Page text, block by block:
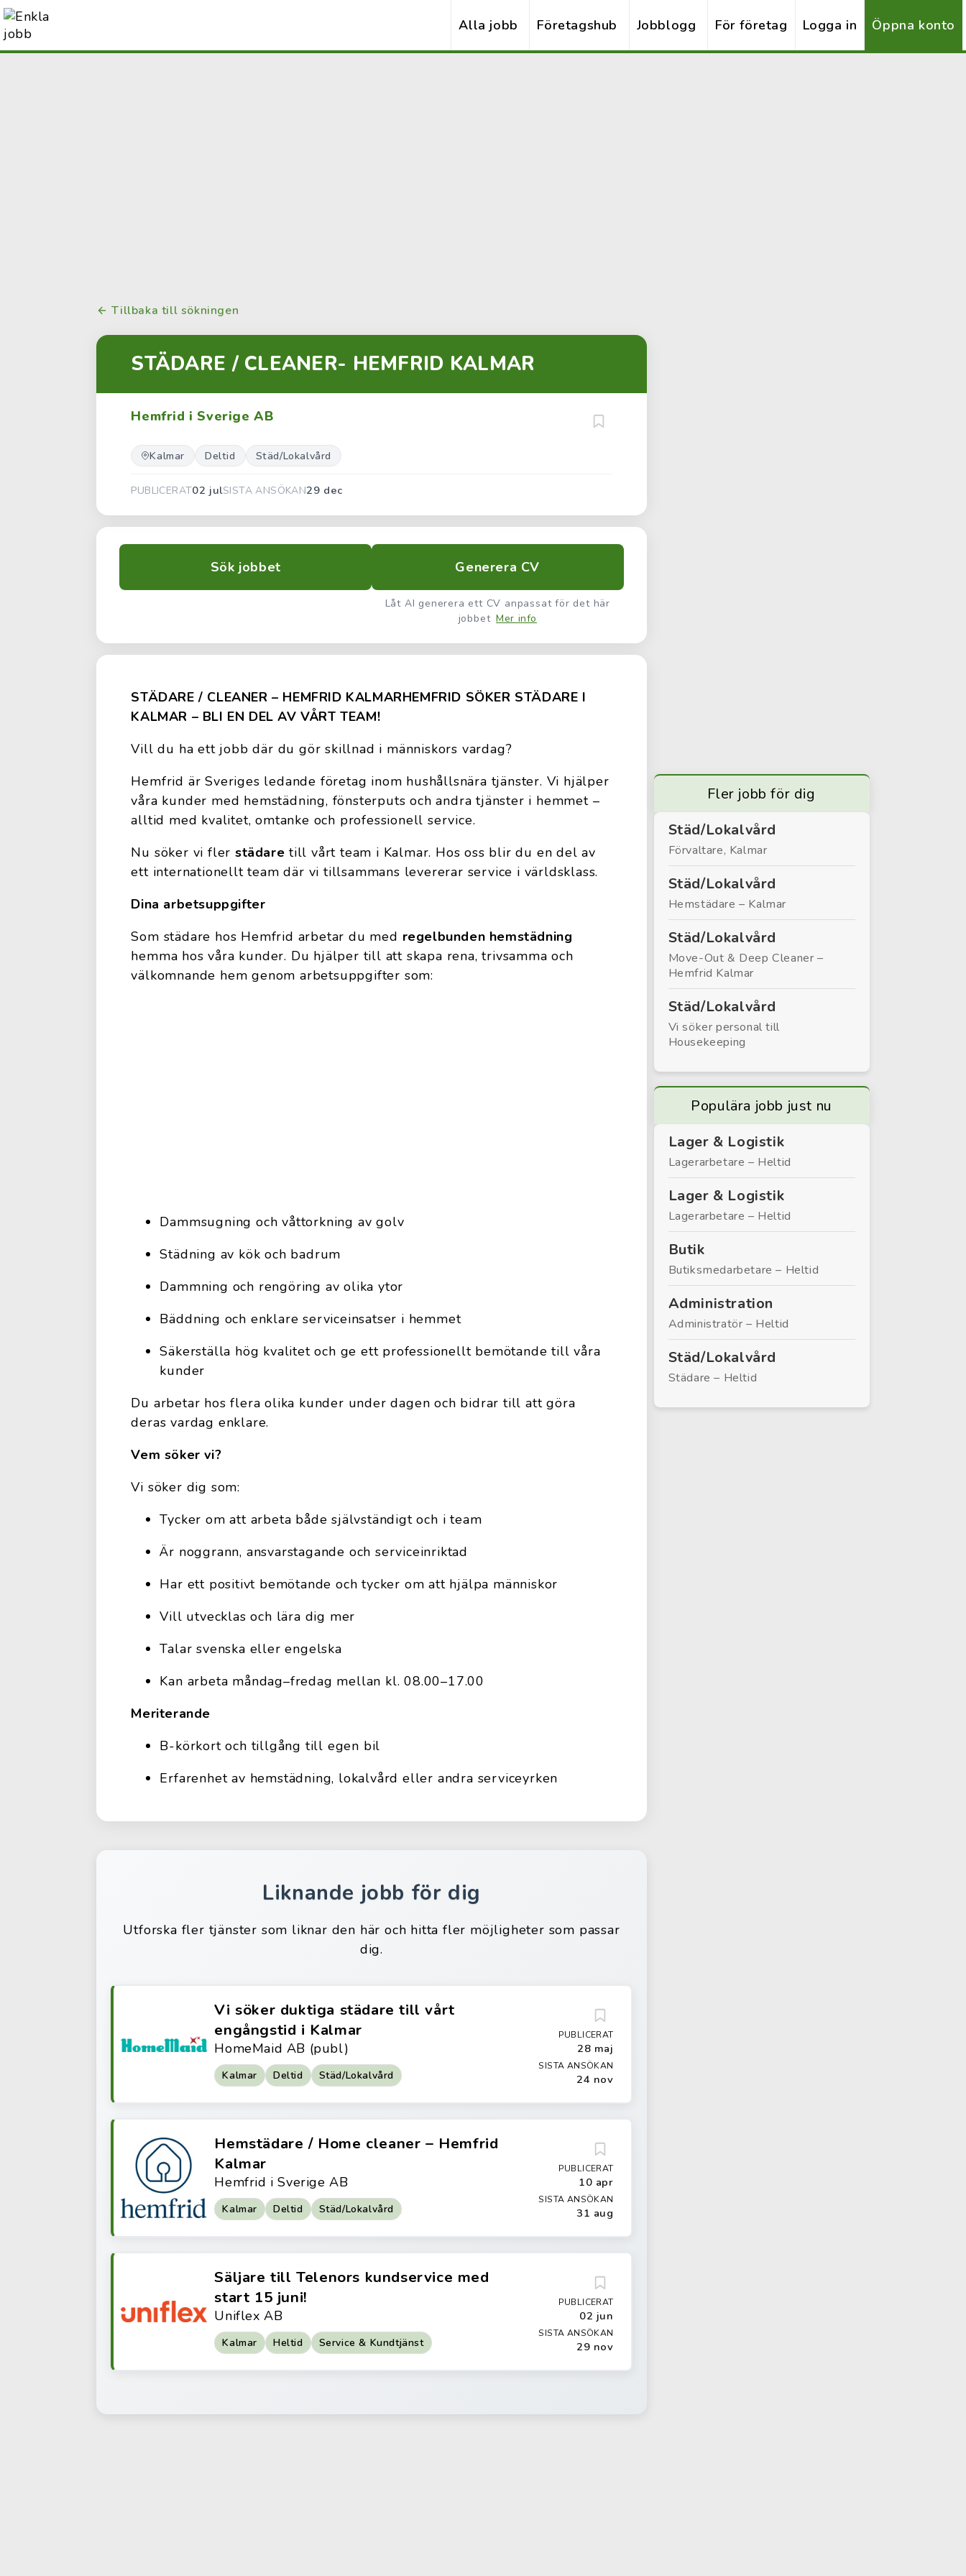
Alla jobb Företagshub Jobblogg För företag Logga in Öppna konto
Tillbaka till sökningen
STÄDARE / CLEANER- HEMFRID KALMAR
Hemfrid i Sverige AB
Kalmar Deltid Städ/Lokalvård
PUBLICERAT02 julSISTA ANSÖKAN29 dec
Sök jobbet Generera CV
Låt AI generera ett CV anpassat för det här
jobbet Mer info
STÄDARE / CLEANER – HEMFRID KALMARHEMFRID SÖKER STÄDARE I
KALMAR – BLI EN DEL AV VÅRT TEAM!
Vill du ha ett jobb där du gör skillnad i människors vardag?
Hemfrid är Sveriges ledande företag inom hushållsnära tjänster. Vi hjälper
våra kunder med hemstädning, fönsterputs och andra tjänster i hemmet –
alltid med kvalitet, omtanke och professionell service.
Nu söker vi flerstädare till vårt team i Kalmar. Hos oss blir du en del av
ett internationellt team där vi tillsammans levererar service i världsklass.
Dina arbetsuppgifter
Som städare hos Hemfrid arbetar du med regelbunden hemstädning
hemma hos våra kunder. Du hjälper till att skapa rena, trivsamma och
välkomnande hem genom arbetsuppgifter som:
Dammsugning och våttorkning av golv
Städning av kök och badrum
Dammning och rengöring av olika ytor
Bäddning och enklare serviceinsatser i hemmet
Säkerställa hög kvalitet och ge ett professionellt bemötande till våra
kunder
Du arbetar hos flera olika kunder under dagen och bidrar till att göra
deras vardag enklare.
Vem söker vi?
Vi söker dig som:
Tycker om att arbeta både självständigt och i team
Är noggrann, ansvarstagande och serviceinriktad
Har ett positivt bemötande och tycker om att hjälpa människor
Vill utvecklas och lära dig mer
Talar svenska eller engelska
Kan arbeta måndag–fredag mellan kl. 08.00–17.00
Meriterande
B-körkort och tillgång till egen bil
Erfarenhet av hemstädning, lokalvård eller andra serviceyrken
Liknande jobb för dig
Utforska fler tjänster som liknar den här och hitta fler möjligheter som passar
dig.
Vi söker duktiga städare till vårt
engångstid i Kalmar
HomeMaid AB (publ)
Kalmar Deltid Städ/Lokalvård
PUBLICERAT
28 maj
SISTA ANSÖKAN
24 nov
Hemstädare / Home cleaner – Hemfrid
Kalmar
Hemfrid i Sverige AB
Kalmar Deltid Städ/Lokalvård
PUBLICERAT
10 apr
SISTA ANSÖKAN
31 aug
Säljare till Telenors kundservice med
start 15 juni!
Uniflex AB
Kalmar Heltid Service & Kundtjänst
PUBLICERAT
02 jun
SISTA ANSÖKAN
29 nov
Fler jobb för dig
Städ/Lokalvård
Förvaltare, Kalmar
Städ/Lokalvård
Hemstädare – Kalmar
Städ/Lokalvård
Move-Out & Deep Cleaner –
Hemfrid Kalmar
Städ/Lokalvård
Vi söker personal till
Housekeeping
Populära jobb just nu
Lager & Logistik
Lagerarbetare – Heltid
Lager & Logistik
Lagerarbetare – Heltid
Butik
Butiksmedarbetare – Heltid
Administration
Administratör – Heltid
Städ/Lokalvård
Städare – Heltid